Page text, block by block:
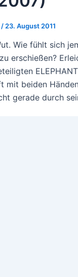
/ 23. August 2011
Wie fühlt sich
erschießen?
mit beiden
gerade durch